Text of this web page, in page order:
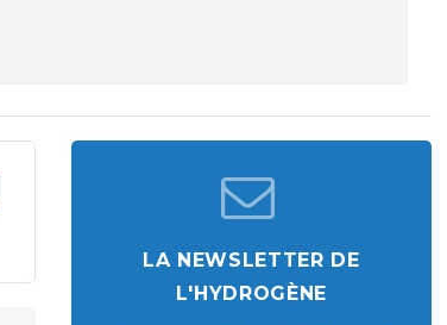
LA NEWSLETTER DE
L'HYDROGÈNE